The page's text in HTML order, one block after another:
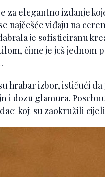
za elegantno izdanje
najčešće viđaju na
je sofisticiranu
čime je još jednom
hrabar izbor, ističući da
i dozu glamura.
koji su zaokružili